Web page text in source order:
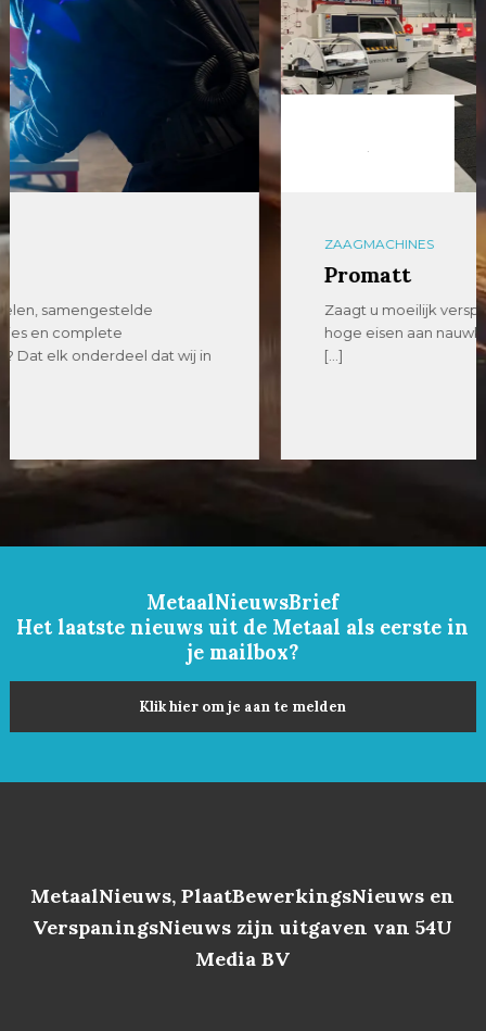
Zaagt u moeilijk verspaanbaar materiaal of stelt u
hoge eisen aan nauwkeurigheid, betrouwbaarheid en
[…]
MetaalNieuwsBrief
Het laatste nieuws uit de Metaal als eerste in
je mailbox?
Klik hier om je aan te melden
MetaalNieuws, PlaatBewerkingsNieuws en
VerspaningsNieuws zijn uitgaven van 54U
Media BV